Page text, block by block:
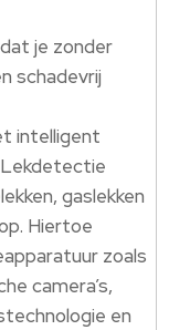
je zonder
schadevrij
intelligent
gaslekken
Hiertoe
zoals
camera’s,
en